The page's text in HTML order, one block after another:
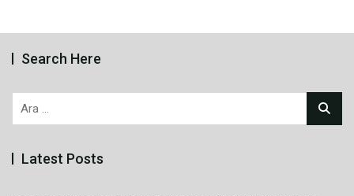
Search Here
Arama:
Latest Posts